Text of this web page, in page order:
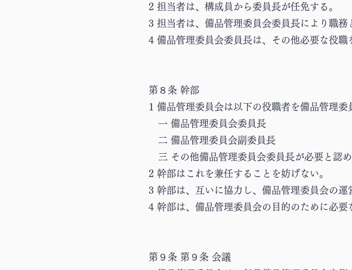
2 担当者は、構成員から委員長が任免する。
3 担当者は、備品管理委員会委員長により職務
4 備品管理委員会委員長は、その他必要な役職
第８条 幹部
1 備品管理委員会は以下の役職者を備品管理委
一 備品管理委員会委員長
二 備品管理委員会副委員長
三 その他備品管理委員会委員長が必要と認
2 幹部はこれを兼任することを妨げない。
3 幹部は、互いに協力し、備品管理委員会の運
4 幹部は、備品管理委員会の目的のために必要
第９条 第９条 会議